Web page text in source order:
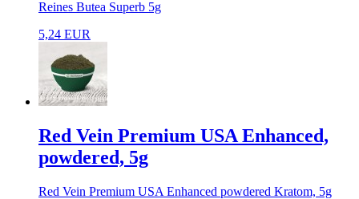
Reines Butea Superb 5g
5,24 EUR
Red Vein Premium USA Enhanced,
powdered, 5g
Red Vein Premium USA Enhanced powdered Kratom, 5g